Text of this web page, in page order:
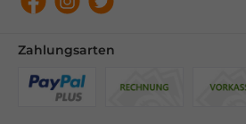
FacebookInstagram
Twitter
Zahlungsarten